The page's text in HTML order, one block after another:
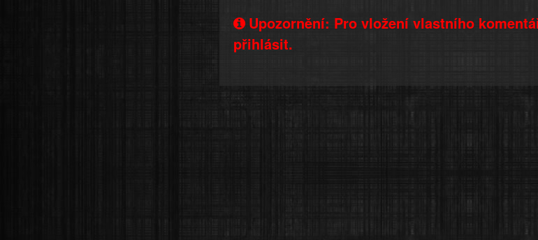
Upozornění: Pro vložení vlastního
přihlásit.